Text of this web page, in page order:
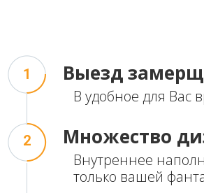
Внутреннее
только вашей
Выезд
2
В удобное для Вас
Множество
1